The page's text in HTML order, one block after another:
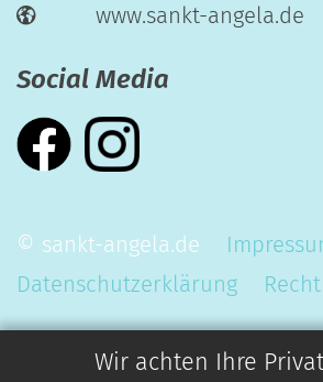
Wir achten Ihre
www.sankt-angela.de
Social Media
© sankt-angela.de
Datenschutzerklärung